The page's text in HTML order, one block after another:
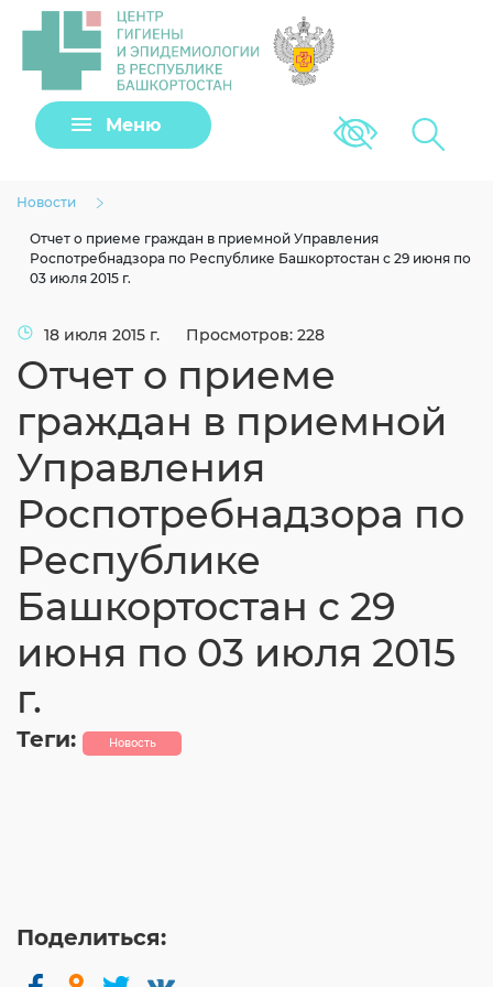
Меню Версия для
Новости
Отчет о приеме граждан в приемной Управления
Роспотребнадзора по Республике Башкортостан с 29 июня по
03 июля 2015 г.
18 июля 2015 г. Просмотров: 228
Отчет о приеме
граждан в приемной
Управления
Роспотребнадзора по
Республике
Башкортостан с 29
июня по 03 июля 2015
г.
Теги: Новость
Поделиться:
Задать вопрос
Клещи
Согласие на обработку личных данных
Введите слово с картинки